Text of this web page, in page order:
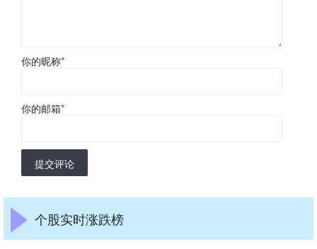
你的昵称*
你的邮箱*
提交评论
个股实时涨跌榜